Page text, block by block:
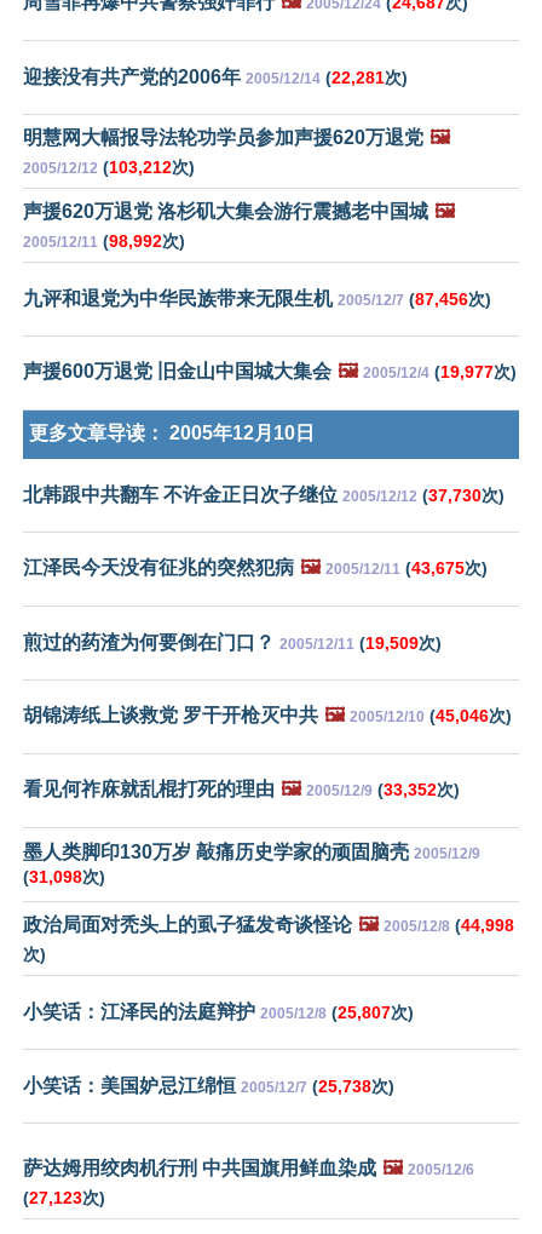
迎接没有共产党的2006年 2005/12/14 (22,281次)
明慧网大幅报导法轮功学员参加声援620万退党 🖼️
2005/12/12 (103,212次)
声援620万退党 洛杉矶大集会游行震撼老中国城 🖼️
2005/12/11 (98,992次)
九评和退党为中华民族带来无限生机 2005/12/7 (87,456次)
声援600万退党 旧金山中国城大集会 🖼️ 2005/12/4 (19,977次)
更多文章导读： 2005年12月10日
北韩跟中共翻车 不许金正日次子继位 2005/12/12 (37,730次)
江泽民今天没有征兆的突然犯病 🖼️ 2005/12/11 (43,675次)
煎过的药渣为何要倒在门口？ 2005/12/11 (19,509次)
胡锦涛纸上谈救党 罗干开枪灭中共 🖼️ 2005/12/10 (45,046次)
看见何祚庥就乱棍打死的理由 🖼️ 2005/12/9 (33,352次)
墨人类脚印130万岁 敲痛历史学家的顽固脑壳 2005/12/9
(31,098次)
政治局面对秃头上的虱子猛发奇谈怪论 🖼️ 2005/12/8 (44,998
次)
小笑话：江泽民的法庭辩护 2005/12/8 (25,807次)
小笑话：美国妒忌江绵恒 2005/12/7 (25,738次)
萨达姆用绞肉机行刑 中共国旗用鲜血染成 🖼️ 2005/12/6
(27,123次)